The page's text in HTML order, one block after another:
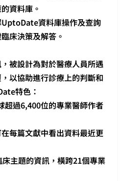
資料庫。
資料庫操作及查詢
床決策及解答。
被設計為對於醫療人員所遇
以協助進行診療上的判斷和
特色：
過6,400位的專業醫師作者
每篇文獻中看出資料最近更
主題的資訊，橫跨21個專業